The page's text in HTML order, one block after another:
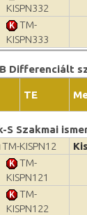
KISPN332
TM-
KISPN333
Differenciált
TE
S Szakmai
TM-KISPN12
TM-
KISPN121
TM-
KISPN122